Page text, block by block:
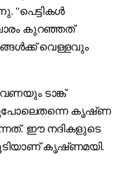
"പെട്ടികൾ
കുറഞ്ഞത്‌
വെള്ളവും
ടാങ്ക്‌
അതുപോലെതന്നെ കൃഷ്‌ണ
ഈ നദികളുടെ
കൃഷ്‌ണമയി.